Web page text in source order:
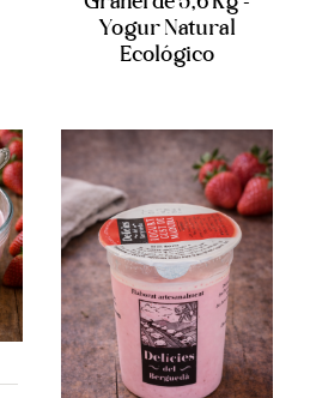
Yogur Natural
Ecológico